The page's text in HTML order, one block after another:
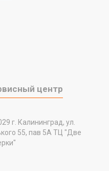
центр
г. Калининград, ул.
55, пав 5А ТЦ "Две